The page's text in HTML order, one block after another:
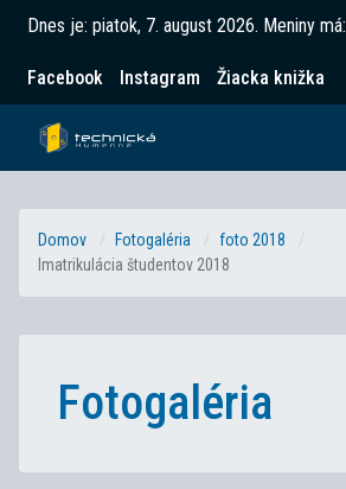
Dnes je: piatok, 7. august 2026. Meniny má:
Facebook Instagram Žiacka knižka
Domov Fotogaléria
foto 2018
Imatrikulácia študentov 2018
Fotogaléria